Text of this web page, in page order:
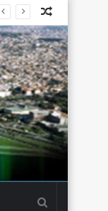
Makale